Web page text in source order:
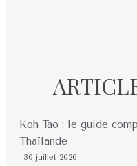
Koh Tao : le guide
Thaïlande
30 juillet 2026